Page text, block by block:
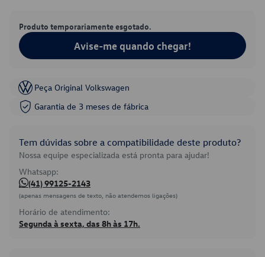
Produto temporariamente esgotado.
Avise-me quando chegar!
Peça Original Volkswagen
Garantia de 3 meses de fábrica
Tem dúvidas sobre a compatibilidade deste produto?
Nossa equipe especializada está pronta para ajudar!
Whatsapp:
(41) 99125-2143
(apenas mensagens de texto, não atendemos ligações)
Horário de atendimento:
Segunda à sexta, das 8h às 17h.